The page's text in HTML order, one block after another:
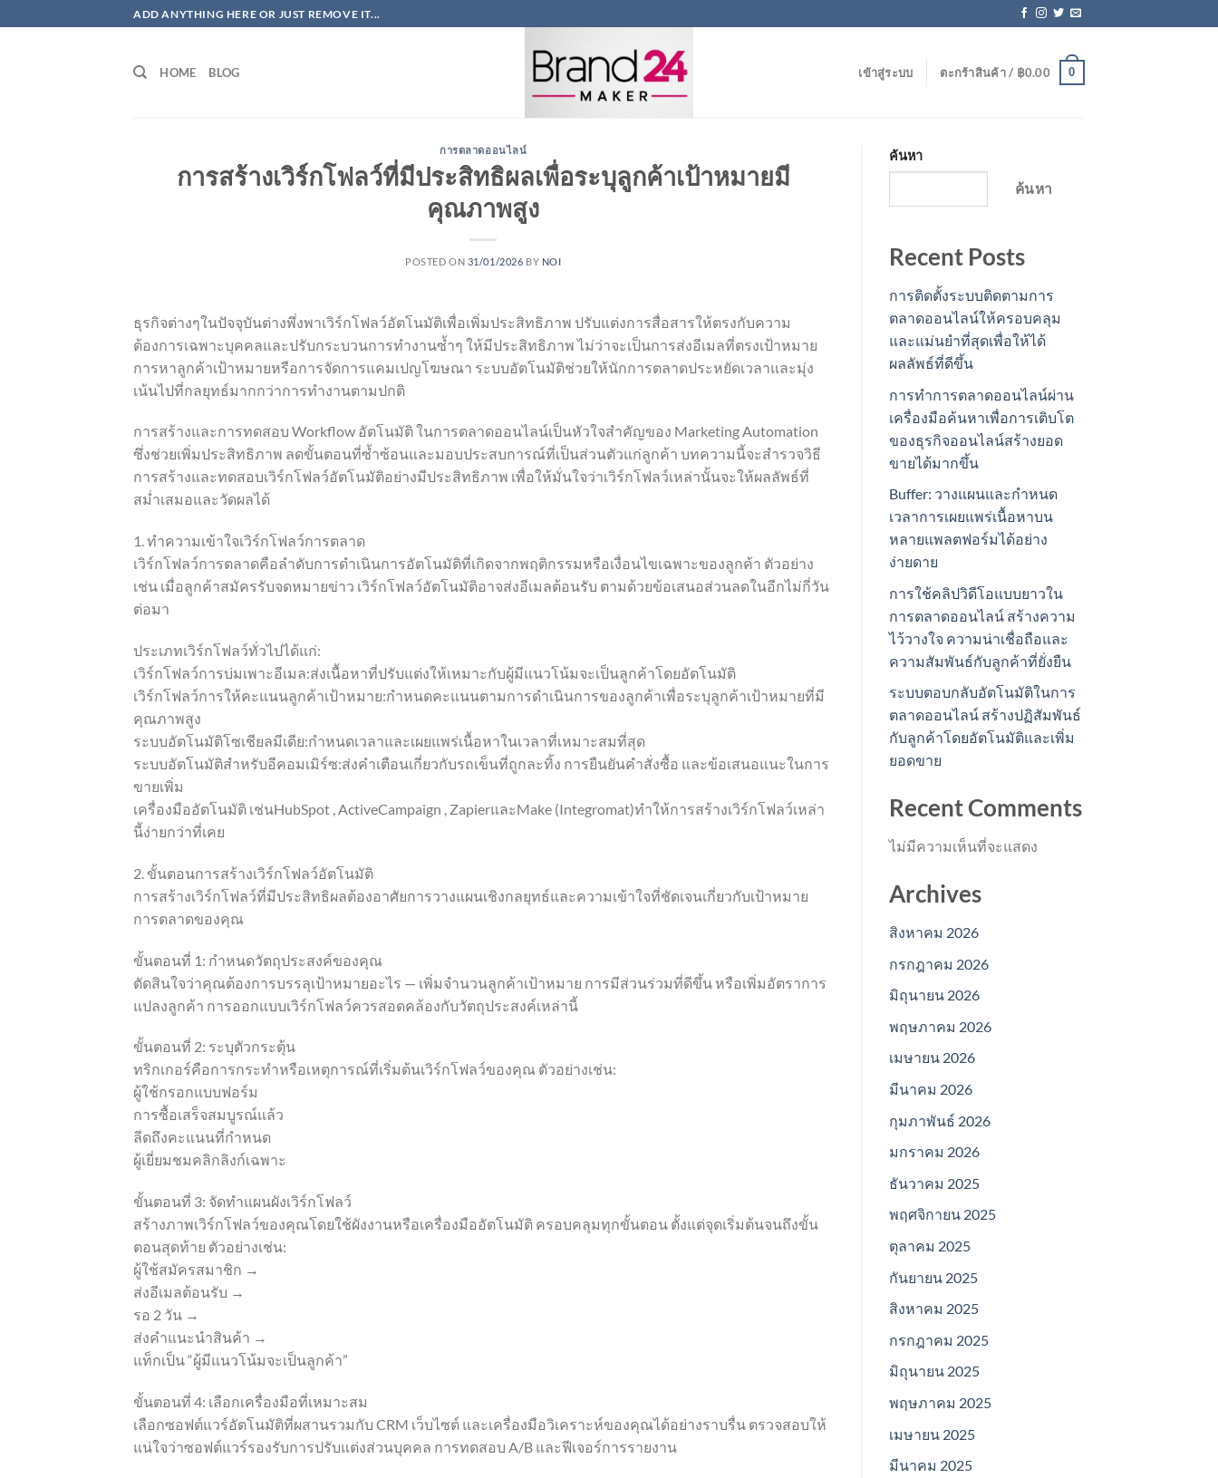
ไป
ADD ANYTHING HERE OR JUST REMOVE IT...
HOME BLOG เข้าสู่ระบบ ตะกร้าสินค้า / ฿0.00 0
การตลาดออนไลน์
การสร้างเวิร์กโฟลว์ที่มีประสิทธิผลเพื่อระบุลูกค้าเป้าหมายมี
คุณภาพสูง
POSTED ON 31/01/2026 BY NOI
ธุรกิจต่างๆในปัจจุบันต่างพึ่งพาเวิร์กโฟลว์อัตโนมัติเพื่อเพิ่มประสิทธิภาพ ปรับแต่งการสื่อสารให้ตรงกับความ
ต้องการเฉพาะบุคคลและปรับกระบวนการทำงานซ้ำๆ ให้มีประสิทธิภาพ ไม่ว่าจะเป็นการส่งอีเมลที่ตรงเป้าหมาย
การหาลูกค้าเป้าหมายหรือการจัดการแคมเปญโฆษณา ระบบอัตโนมัติช่วยให้นักการตลาดประหยัดเวลาและมุ่ง
เน้นไปที่กลยุทธ์มากกว่าการทำงานตามปกติ
การสร้างและการทดสอบ Workflow อัตโนมัติ ในการตลาดออนไลน์เป็นหัวใจสำคัญของ Marketing Automation
ซึ่งช่วยเพิ่มประสิทธิภาพ ลดขั้นตอนที่ซ้ำซ้อนและมอบประสบการณ์ที่เป็นส่วนตัวแก่ลูกค้า บทความนี้จะสำรวจวิธี
การสร้างและทดสอบเวิร์กโฟลว์อัตโนมัติอย่างมีประสิทธิภาพ เพื่อให้มั่นใจว่าเวิร์กโฟลว์เหล่านั้นจะให้ผลลัพธ์ที่
สม่ำเสมอและวัดผลได้
1. ทำความเข้าใจเวิร์กโฟลว์การตลาด
เวิร์กโฟลว์การตลาดคือลำดับการดำเนินการอัตโนมัติที่เกิดจากพฤติกรรมหรือเงื่อนไขเฉพาะของลูกค้า ตัวอย่าง
เช่น เมื่อลูกค้าสมัครรับจดหมายข่าว เวิร์กโฟลว์อัตโนมัติอาจส่งอีเมลต้อนรับ ตามด้วยข้อเสนอส่วนลดในอีกไม่กี่วัน
ต่อมา
ประเภทเวิร์กโฟลว์ทั่วไปได้แก่:
เวิร์กโฟลว์การบ่มเพาะอีเมล:ส่งเนื้อหาที่ปรับแต่งให้เหมาะกับผู้มีแนวโน้มจะเป็นลูกค้าโดยอัตโนมัติ
เวิร์กโฟลว์การให้คะแนนลูกค้าเป้าหมาย:กำหนดคะแนนตามการดำเนินการของลูกค้าเพื่อระบุลูกค้าเป้าหมายที่มี
คุณภาพสูง
ระบบอัตโนมัติโซเชียลมีเดีย:กำหนดเวลาและเผยแพร่เนื้อหาในเวลาที่เหมาะสมที่สุด
ระบบอัตโนมัติสำหรับอีคอมเมิร์ซ:ส่งคำเตือนเกี่ยวกับรถเข็นที่ถูกละทิ้ง การยืนยันคำสั่งซื้อ และข้อเสนอแนะในการ
ขายเพิ่ม
เครื่องมืออัตโนมัติ เช่นHubSpot , ActiveCampaign , ZapierและMake (Integromat)ทำให้การสร้างเวิร์กโฟลว์เหล่า
นี้ง่ายกว่าที่เคย
2. ขั้นตอนการสร้างเวิร์กโฟลว์อัตโนมัติ
การสร้างเวิร์กโฟลว์ที่มีประสิทธิผลต้องอาศัยการวางแผนเชิงกลยุทธ์และความเข้าใจที่ชัดเจนเกี่ยวกับเป้าหมาย
การตลาดของคุณ
ขั้นตอนที่ 1: กำหนดวัตถุประสงค์ของคุณ
ตัดสินใจว่าคุณต้องการบรรลุเป้าหมายอะไร — เพิ่มจำนวนลูกค้าเป้าหมาย การมีส่วนร่วมที่ดีขึ้น หรือเพิ่มอัตราการ
แปลงลูกค้า การออกแบบเวิร์กโฟลว์ควรสอดคล้องกับวัตถุประสงค์เหล่านี้
ขั้นตอนที่ 2: ระบุตัวกระตุ้น
ทริกเกอร์คือการกระทำหรือเหตุการณ์ที่เริ่มต้นเวิร์กโฟลว์ของคุณ ตัวอย่างเช่น:
ผู้ใช้กรอกแบบฟอร์ม
การซื้อเสร็จสมบูรณ์แล้ว
ลีดถึงคะแนนที่กำหนด
ผู้เยี่ยมชมคลิกลิงก์เฉพาะ
ขั้นตอนที่ 3: จัดทำแผนผังเวิร์กโฟลว์
สร้างภาพเวิร์กโฟลว์ของคุณโดยใช้ผังงานหรือเครื่องมืออัตโนมัติ ครอบคลุมทุกขั้นตอน ตั้งแต่จุดเริ่มต้นจนถึงขั้น
ตอนสุดท้าย ตัวอย่างเช่น:
ผู้ใช้สมัครสมาชิก →
ส่งอีเมลต้อนรับ →
รอ 2 วัน →
ส่งคำแนะนำสินค้า →
แท็กเป็น “ผู้มีแนวโน้มจะเป็นลูกค้า”
ขั้นตอนที่ 4: เลือกเครื่องมือที่เหมาะสม
เลือกซอฟต์แวร์อัตโนมัติที่ผสานรวมกับ CRM เว็บไซต์ และเครื่องมือวิเคราะห์ของคุณได้อย่างราบรื่น ตรวจสอบให้
แน่ใจว่าซอฟต์แวร์รองรับการปรับแต่งส่วนบุคคล การทดสอบ A/B และฟีเจอร์การรายงาน
ค้นหา
ค้นหา
Recent Posts
การติดตั้งระบบติดตามการ
ตลาดออนไลน์ให้ครอบคลุม
และแม่นยำที่สุดเพื่อให้ได้
ผลลัพธ์ที่ดีขึ้น
การทำการตลาดออนไลน์ผ่าน
เครื่องมือค้นหาเพื่อการเติบโต
ของธุรกิจออนไลน์สร้างยอด
ขายได้มากขึ้น
Buffer: วางแผนและกำหนด
เวลาการเผยแพร่เนื้อหาบน
หลายแพลตฟอร์มได้อย่าง
ง่ายดาย
การใช้คลิปวิดีโอแบบยาวใน
การตลาดออนไลน์ สร้างความ
ไว้วางใจ ความน่าเชื่อถือและ
ความสัมพันธ์กับลูกค้าที่ยั่งยืน
ระบบตอบกลับอัตโนมัติในการ
ตลาดออนไลน์ สร้างปฏิสัมพันธ์
กับลูกค้าโดยอัตโนมัติและเพิ่ม
ยอดขาย
Recent Comments
ไม่มีความเห็นที่จะแสดง
Archives
สิงหาคม 2026
กรกฎาคม 2026
มิถุนายน 2026
พฤษภาคม 2026
เมษายน 2026
มีนาคม 2026
กุมภาพันธ์ 2026
มกราคม 2026
ธันวาคม 2025
พฤศจิกายน 2025
ตุลาคม 2025
กันยายน 2025
สิงหาคม 2025
กรกฎาคม 2025
มิถุนายน 2025
พฤษภาคม 2025
เมษายน 2025
มีนาคม 2025